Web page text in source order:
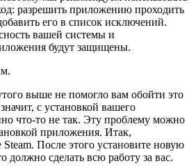
разрешить приложению проходить
его в список исключений.
вашей системы и
будут защищены.
выше не помогло вам обойти это
с установкой вашего
что-то не так. Эту проблему можно
приложения. Итак,
После этого установите новую
сделать всю работу за вас.